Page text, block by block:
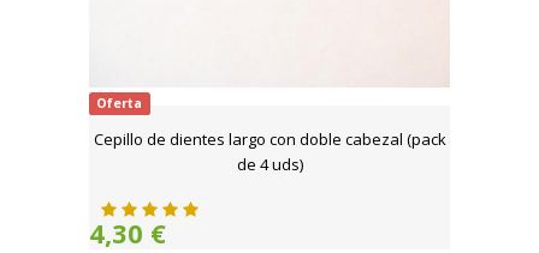
Oferta
Cepillo de dientes largo con doble cabezal (pack
de 4 uds)
4,30 €